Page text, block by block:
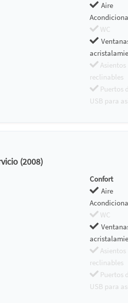
Aire
WC
Asientos
reclinables
Puertos
USB para
(2008)
Confort
Aire
WC
Asientos
reclinables
Puertos
USB para